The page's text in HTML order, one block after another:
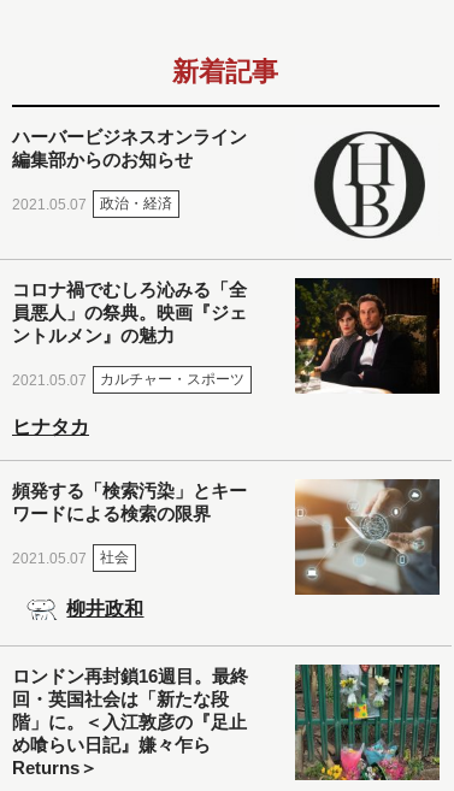
新着記事
ハーバービジネスオンライン
編集部からのお知らせ
2021.05.07 政治・経済
コロナ禍でむしろ沁みる「全
員悪人」の祭典。映画『ジェ
ントルメン』の魅力
2021.05.07 カルチャー・スポーツ
ヒナタカ
頻発する「検索汚染」とキー
ワードによる検索の限界
2021.05.07 社会
柳井政和
ロンドン再封鎖16週目。最終
回・英国社会は「新たな段
階」に。＜入江敦彦の『足止
め喰らい日記』嫌々乍ら
Returns＞